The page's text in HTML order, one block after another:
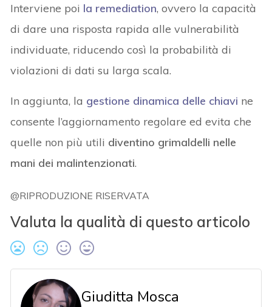
Interviene poi la remediation, ovvero la capacità
di dare una risposta rapida alle vulnerabilità
individuate, riducendo così la probabilità di
violazioni di dati su larga scala.
In aggiunta, la gestione dinamica delle chiavi ne
consente l’aggiornamento regolare ed evita che
quelle non più utili diventino grimaldelli nelle
mani dei malintenzionati.
@RIPRODUZIONE RISERVATA
Valuta la qualità di questo articolo
Giuditta Mosca